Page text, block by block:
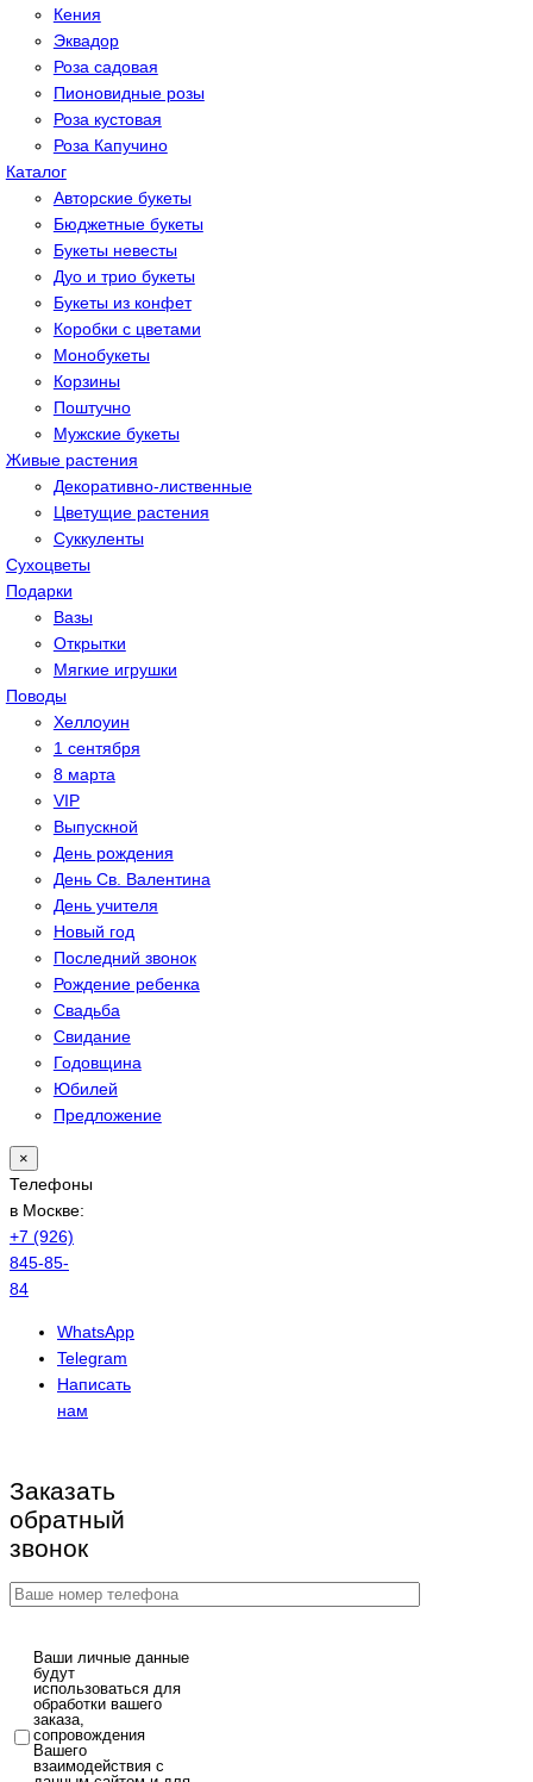
Кения
Эквадор
Роза садовая
Пионовидные розы
Роза кустовая
Роза Капучино
Каталог
Авторские букеты
Бюджетные букеты
Букеты невесты
Дуо и трио букеты
Букеты из конфет
Коробки с цветами
Монобукеты
Корзины
Поштучно
Мужские букеты
Живые растения
Декоративно-лиственные
Цветущие растения
Суккуленты
Сухоцветы
Подарки
Вазы
Открытки
Мягкие игрушки
Поводы
Хеллоуин
1 сентября
8 марта
VIP
Выпускной
День рождения
День Св. Валентина
День учителя
Новый год
Последний звонок
Рождение ребенка
Свадьба
Свидание
Годовщина
Юбилей
Предложение
×
Телефоны
в Москве:
+7 (926)
845-85-
84
WhatsApp
Telegram
Написать
нам
Заказать
обратный
звонок
Ваши личные данные
будут
использоваться для
обработки вашего
заказа,
сопровождения
Вашего
взаимодействия с